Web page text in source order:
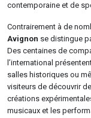
contemporaine et de
Contrairement à de
Avignon se distingue
Des centaines de
l’international
salles historiques ou
visiteurs de découvrir
créations
musicaux et les